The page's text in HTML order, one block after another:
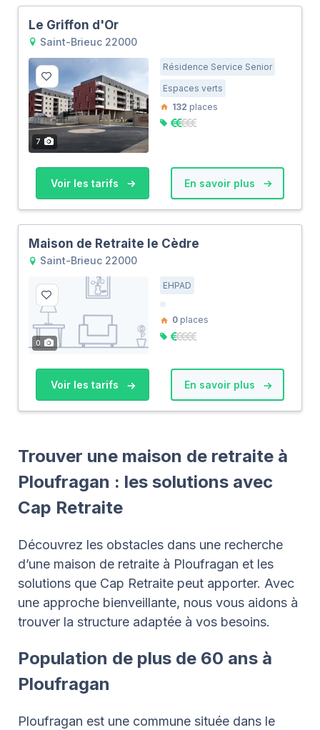
Le Griffon d'Or
Saint-Brieuc 22000
7
Résidence Service Senior
Espaces verts
132 places
Voir les tarifs En savoir plus
Maison de Retraite le Cèdre
Saint-Brieuc 22000
0
EHPAD
0 places
Voir les tarifs En savoir plus
Trouver une maison de retraite à
Ploufragan : les solutions avec
Cap Retraite
Découvrez les obstacles dans une recherche
d’une maison de retraite à Ploufragan et les
solutions que Cap Retraite peut apporter. Avec
une approche bienveillante, nous vous aidons à
trouver la structure adaptée à vos besoins.
Population de plus de 60 ans à
Ploufragan
Ploufragan est une commune située dans le